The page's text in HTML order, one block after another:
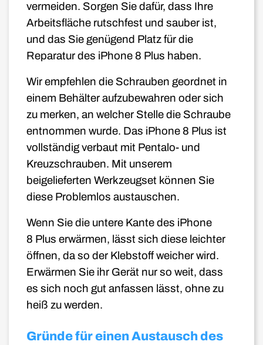
vermeiden. Sorgen Sie dafür, dass Ihre
Arbeitsfläche rutschfest und sauber ist,
und das Sie genügend Platz für die
Reparatur des iPhone 8 Plus haben.
Wir empfehlen die Schrauben geordnet in
einem Behälter aufzubewahren oder sich
zu merken, an welcher Stelle die Schraube
entnommen wurde. Das iPhone 8 Plus ist
vollständig verbaut mit Pentalo- und
Kreuzschrauben. Mit unserem
beigelieferten Werkzeugset können Sie
diese Problemlos austauschen.
Wenn Sie die untere Kante des iPhone
8 Plus erwärmen, lässt sich diese leichter
öffnen, da so der Klebstoff weicher wird.
Erwärmen Sie ihr Gerät nur so weit, dass
es sich noch gut anfassen lässt, ohne zu
heiß zu werden.
Gründe für einen Austausch des